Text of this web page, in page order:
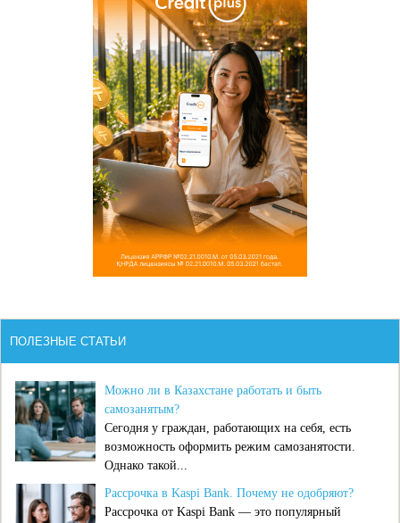
ПОЛЕЗНЫЕ СТАТЬИ
Можно ли в Казахстане работать и быть
самозанятым?
Сегодня у граждан, работающих на себя, есть
возможность оформить режим самозанятости.
Однако такой...
Рассрочка в Kaspi Bank. Почему не одобряют?
Рассрочка от Kaspi Bank — это популярный